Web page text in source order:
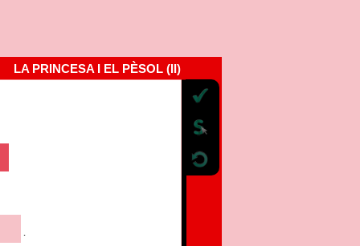
.
LA PRINCESA I EL PÈSOL (II)